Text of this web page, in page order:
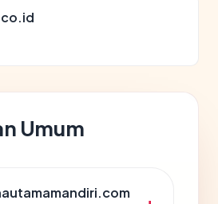
Umum